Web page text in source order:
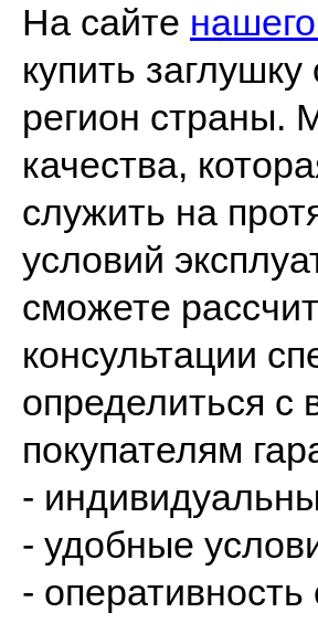
На сайте
купить
регион страны.
качества,
служить на
условий
сможете
консультации
определиться
покупателям
-
- удобные
- оперативность